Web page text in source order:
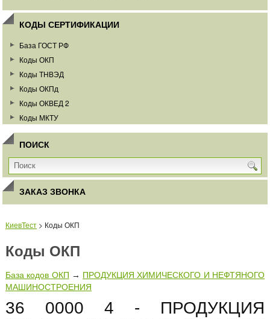
КОДЫ СЕРТИФИКАЦИИ
База ГОСТ РФ
Коды ОКП
Коды ТНВЭД
Коды ОКПд
Коды ОКВЕД 2
Коды МКТУ
ПОИСК
ЗАКАЗ ЗВОНКА
КиевТест > Коды ОКП
Коды ОКП
База кодов ОКП → ПРОДУКЦИЯ ХИМИЧЕСКОГО И НЕФТЯНОГО
МАШИНОСТРОЕНИЯ
36 0000 4 - ПРОДУКЦИЯ